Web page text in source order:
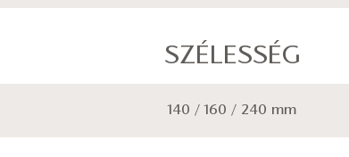
SZÉLESSÉG
140 / 160 / 240 mm